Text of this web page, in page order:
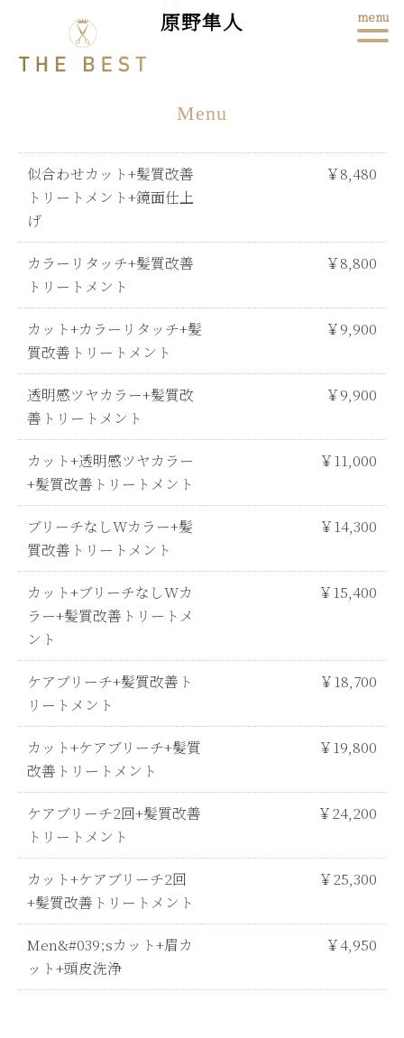
menu
原野隼人
Menu
似合わせカット+髪質改善
トリートメント+鏡面仕上
げ
￥8,480
カラーリタッチ+髪質改善
トリートメント
￥8,800
カット+カラーリタッチ+髪
質改善トリートメント
￥9,900
透明感ツヤカラー+髪質改
善トリートメント
￥9,900
カット+透明感ツヤカラー
+髪質改善トリートメント
￥11,000
ブリーチなしWカラー+髪
質改善トリートメント
￥14,300
カット+ブリーチなしWカ
ラー+髪質改善トリートメ
ント
￥15,400
ケアブリーチ+髪質改善ト
リートメント
￥18,700
カット+ケアブリーチ+髪質
改善トリートメント
￥19,800
ケアブリーチ2回+髪質改善
トリートメント
￥24,200
カット+ケアブリーチ2回
+髪質改善トリートメント
￥25,300
Men&#039;sカット+眉カ
ット+頭皮洗浄
￥4,950